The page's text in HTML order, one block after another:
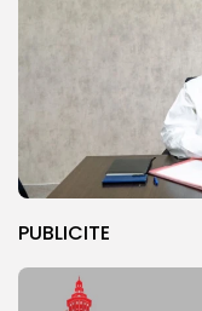
PUBLICITE